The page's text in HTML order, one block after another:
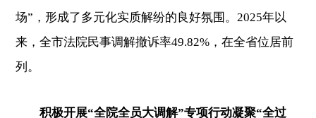
场”，形成了多元化实质解纷的良好氛围。2025年以
来，全市法院民事调解撤诉率49.82%，在全省位居前
列。
积极开展“全院全员大调解”专项行动凝聚“全过